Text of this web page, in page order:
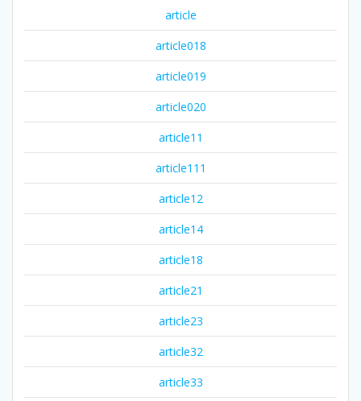
article
article018
article019
article020
article11
article111
article12
article14
article18
article21
article23
article32
article33